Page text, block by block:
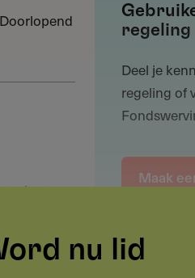
regeling
Deel je
regeling of
Maak
Funding
nu lid